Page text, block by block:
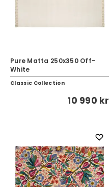
Pure Matta 250x350 Off-
White
Classic Collection
10 990 kr